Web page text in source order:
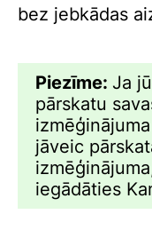
bez jebkādas
Piezīme: Ja
pārskatu
jāveic
iegādāties